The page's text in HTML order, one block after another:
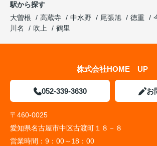
駅から探す
大曽根
高蔵寺 中水野 尾張旭 徳重
川名
吹上 鶴里
株式会社HOME UP
052-339-3630 お
〒460-0025
愛知県名古屋市中区古渡町１８－８
営業時間： 9：00～18：00